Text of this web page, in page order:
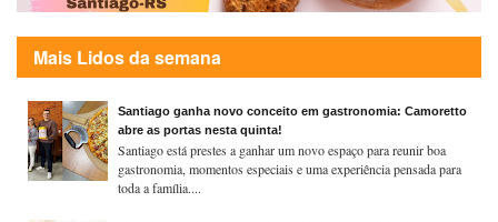
Mais Lidos da semana
Santiago ganha novo conceito em gastronomia: Camoretto
abre as portas nesta quinta!
Santiago está prestes a ganhar um novo espaço para reunir boa
gastronomia, momentos especiais e uma experiência pensada para
toda a família....